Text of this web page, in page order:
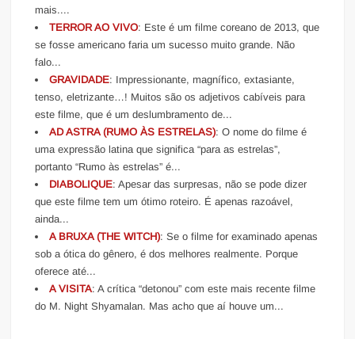
mais....
TERROR AO VIVO: Este é um filme coreano de 2013, que
se fosse americano faria um sucesso muito grande. Não
falo...
GRAVIDADE: Impressionante, magnífico, extasiante,
tenso, eletrizante…! Muitos são os adjetivos cabíveis para
este filme, que é um deslumbramento de...
AD ASTRA (RUMO ÀS ESTRELAS): O nome do filme é
uma expressão latina que significa “para as estrelas”,
portanto “Rumo às estrelas” é...
DIABOLIQUE: Apesar das surpresas, não se pode dizer
que este filme tem um ótimo roteiro. É apenas razoável,
ainda...
A BRUXA (THE WITCH): Se o filme for examinado apenas
sob a ótica do gênero, é dos melhores realmente. Porque
oferece até...
A VISITA: A crítica “detonou” com este mais recente filme
do M. Night Shyamalan. Mas acho que aí houve um...